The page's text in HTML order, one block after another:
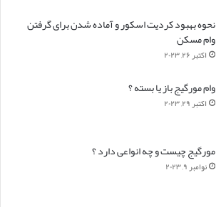
نحوه بهبود کردیت اسکور و آماده شدن برای گرفتن
وام مسکن
اکتبر ۲۶, ۲۰۲۳
وام مورگیج باز یا بسته ؟
اکتبر ۲۹, ۲۰۲۳
مورگیج چیست و چه انواعی دارد ؟
نوامبر ۹, ۲۰۲۳